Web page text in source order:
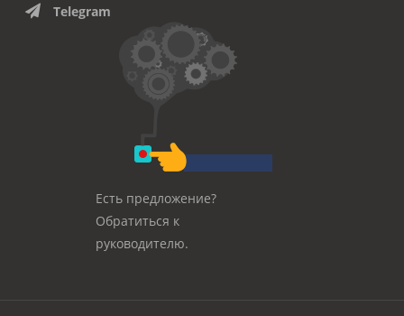
Telegram
Есть предложение?
Обратиться к
руководителю.